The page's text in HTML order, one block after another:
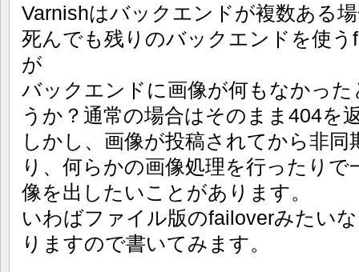
Varnishはバックエンドが複数ある
死んでも残りのバックエンドを使
が
バックエンドに画像が何もなかっ
うか？通常の場合はそのまま404を
しかし、画像が投稿されてから非
り、何らかの画像処理を行ったり
像を出したいことがあります。
いわばファイル版のfailoverみたい
りますので書いてみます。